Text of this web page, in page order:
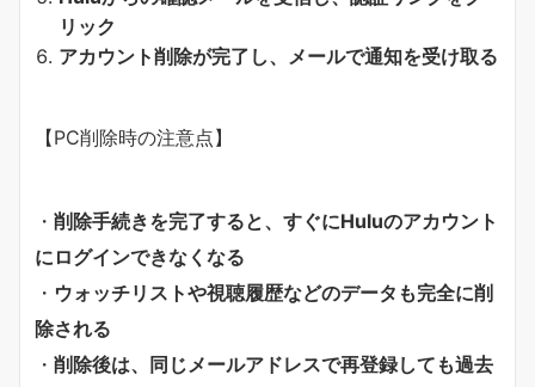
リック
アカウント削除が完了し、メールで通知を受け取る
【PC削除時の注意点】
・ 削除手続きを完了すると、すぐにHuluのアカウント
にログインできなくなる
・ ウォッチリストや視聴履歴などのデータも完全に削
除される
・ 削除後は、同じメールアドレスで再登録しても過去